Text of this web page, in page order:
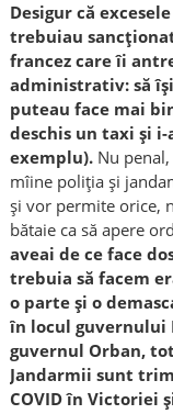
Desigur că
trebuiau
francez care îi
administrativ: să
puteau face mai
deschis un taxi și
exemplu).Nu penal,
mîine poliția și
și vor permite orice,
bătaie ca să apere
aveai de ce face
trebuia să facem
o parte și o
în locul guvernului
guvernul Orban,
Jandarmii sunt
COVID în Victoriei